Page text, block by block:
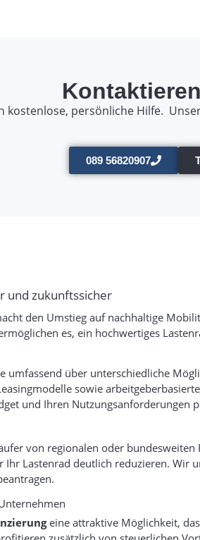
kostenlose, persönliche Hilfe.
089 56820907
und zukunftssicher
den Umstieg auf nachhaltige
es, ein hochwertiges
umfassend über unterschiedliche
sowie
und Ihren Nutzungsanforderungen
von regionalen oder
Ihr Lastenrad deutlich reduzieren. Wir
eine attraktive Möglichkeit,